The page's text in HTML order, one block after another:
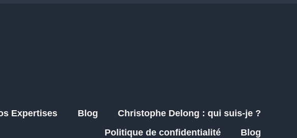
Expertises Blog
Christophe Delong : qui suis-je ?
Politique de confidentialité
Blog